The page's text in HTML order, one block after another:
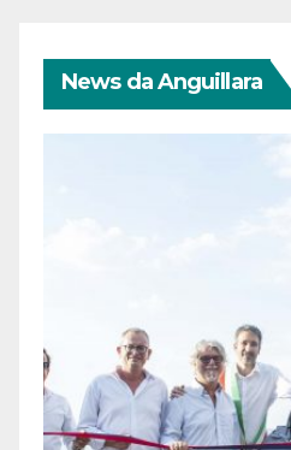
News da Anguillara